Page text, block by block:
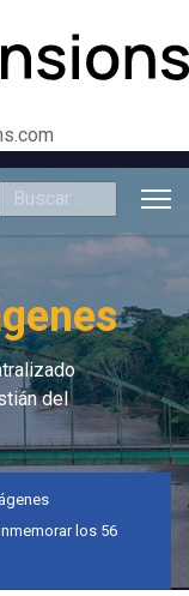
Buscar
del
los 56